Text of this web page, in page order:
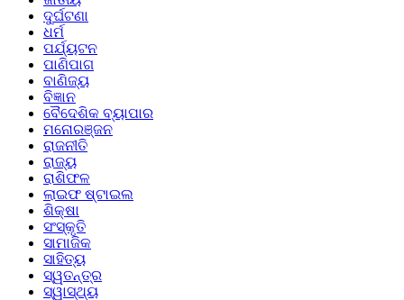
ଦୁର୍ଘଟଣା
ଧର୍ମ
ପର୍ଯ୍ୟଟନ
ପାଣିପାଗ
ବାଣିଜ୍ୟ
ବିଜ୍ଞାନ
ବୈଦେଶିକ ବ୍ୟାପାର
ମନୋରଞ୍ଜନ
ରାଜନୀତି
ରାଜ୍ୟ
ରାଶିଫଳ
ଲାଇଫ ଷ୍ଟାଇଲ
ଶିକ୍ଷା
ସଂସ୍କୃତି
ସାମାଜିକ
ସାହିତ୍ୟ
ସ୍ୱତନ୍ତ୍ର
ସ୍ୱାସ୍ଥ୍ୟ